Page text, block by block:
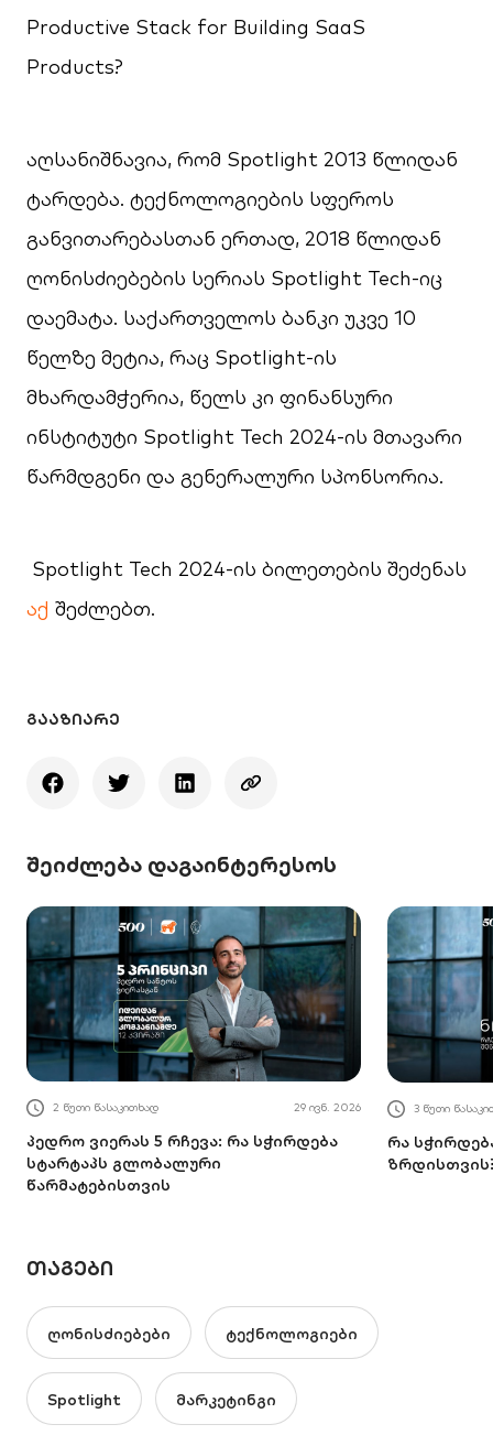
Productive Stack for Building SaaS
Products?
აღსანიშნავია, რომ Spotlight 2013 წლიდან
ტარდება. ტექნოლოგიების სფეროს
განვითარებასთან ერთად, 2018 წლიდან
ღონისძიებების სერიას Spotlight Tech-იც
დაემატა. საქართველოს ბანკი უკვე 10
წელზე მეტია, რაც Spotlight-ის
მხარდამჭერია, წელს კი ფინანსური
ინსტიტუტი Spotlight Tech 2024-ის მთავარი
წარმდგენი და გენერალური სპონსორია.
Spotlight Tech 2024-ის ბილეთების შეძენას
აქ შეძლებთ.
ᲒᲐᲐᲖᲘᲐᲠᲔ
შეიძლება დაგაინტერესოს
2 წუთი წასაკითხად 29 ივნ. 2026
პედრო ვიერას 5 რჩევა: რა სჭირდება
სტარტაპს გლობალური
წარმატებისთვის
3 წუთი
რა
ᲗᲐᲒᲔᲑᲘ
ღონისძიებები ტექნოლოგიები
Spotlight მარკეტინგი